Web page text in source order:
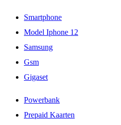
Smartphone
Model Iphone 12
Samsung
Gsm
Gigaset
Powerbank
Prepaid Kaarten